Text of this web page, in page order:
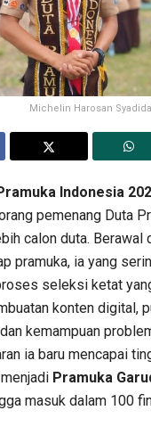
Michelin Harosan
Indonesia
pemenang Duta
calon duta. Berawal
pramuka, ia yang
seleksi ketat
konten digital,
kemampuan
ia baru mencapai
Pramuka
masuk dalam 100